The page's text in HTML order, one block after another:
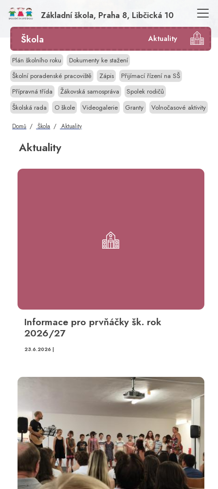
Základní škola, Praha 8, Libčická 10
Domů Škola Aktuality
Aktuality
Informace pro prvňáčky šk. rok
2026/27
23.6.2026 |
Aktuality
Škola
Plán školního roku
Dokumenty ke stažení
Školní poradenské pracoviště
Zápis
Přijímací řízení na SŠ
Přípravná třída
Žákovská samospráva
Spolek rodičů
Školská rada
O škole Videogalerie Granty Volnočasové aktivity